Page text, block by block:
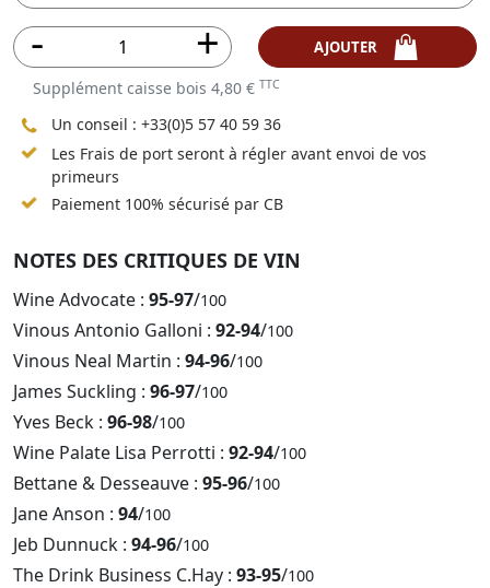
Supplément caisse bois 4,80 € TTC
Un conseil : +33(0)5 57 40 59 36
Les Frais de port seront à régler avant envoi de vos
primeurs
Paiement 100% sécurisé par CB
NOTES DES CRITIQUES DE VIN
Wine Advocate : 95-97/100
Vinous Antonio Galloni : 92-94/100
Vinous Neal Martin : 94-96/100
James Suckling : 96-97/100
Yves Beck : 96-98/100
Wine Palate Lisa Perrotti : 92-94/100
Bettane & Desseauve : 95-96/100
Jane Anson : 94/100
Jeb Dunnuck : 94-96/100
The Drink Business C.Hay : 93-95/100